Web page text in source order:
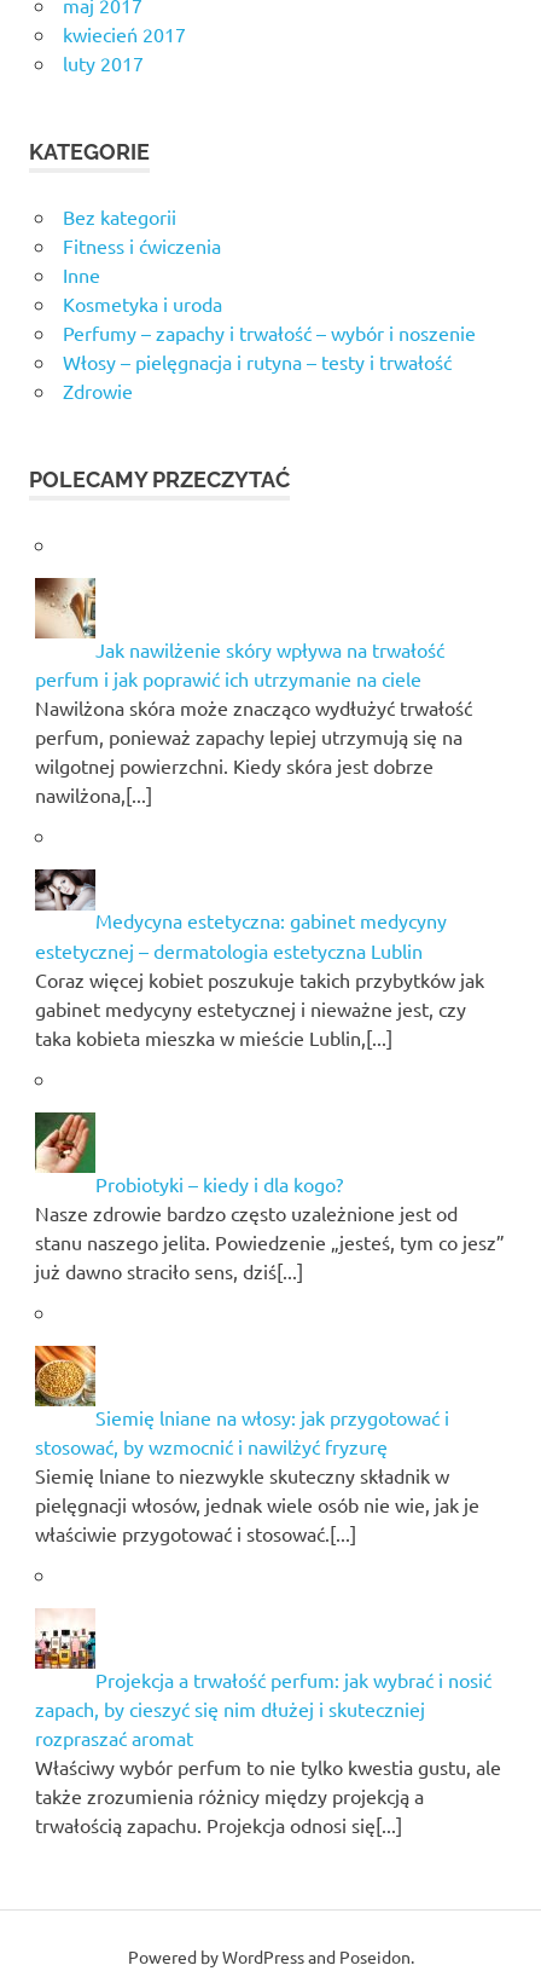
maj 2017
kwiecień 2017
luty 2017
KATEGORIE
Bez kategorii
Fitness i ćwiczenia
Inne
Kosmetyka i uroda
Perfumy – zapachy i trwałość – wybór i noszenie
Włosy – pielęgnacja i rutyna – testy i trwałość
Zdrowie
POLECAMY PRZECZYTAĆ
Jak nawilżenie skóry wpływa na trwałość
perfum i jak poprawić ich utrzymanie na ciele
Nawilżona skóra może znacząco wydłużyć trwałość
perfum, ponieważ zapachy lepiej utrzymują się na
wilgotnej powierzchni. Kiedy skóra jest dobrze
nawilżona,[...]
Medycyna estetyczna: gabinet medycyny
estetycznej – dermatologia estetyczna Lublin
Coraz więcej kobiet poszukuje takich przybytków jak
gabinet medycyny estetycznej i nieważne jest, czy
taka kobieta mieszka w mieście Lublin,[...]
Probiotyki – kiedy i dla kogo?
Nasze zdrowie bardzo często uzależnione jest od
stanu naszego jelita. Powiedzenie „jesteś, tym co jesz”
już dawno straciło sens, dziś[...]
Siemię lniane na włosy: jak przygotować i
stosować, by wzmocnić i nawilżyć fryzurę
Siemię lniane to niezwykle skuteczny składnik w
pielęgnacji włosów, jednak wiele osób nie wie, jak je
właściwie przygotować i stosować.[...]
Projekcja a trwałość perfum: jak wybrać i nosić
zapach, by cieszyć się nim dłużej i skuteczniej
rozpraszać aromat
Właściwy wybór perfum to nie tylko kwestia gustu, ale
także zrozumienia różnicy między projekcją a
trwałością zapachu. Projekcja odnosi się[...]
Powered byWordPressand Poseidon.